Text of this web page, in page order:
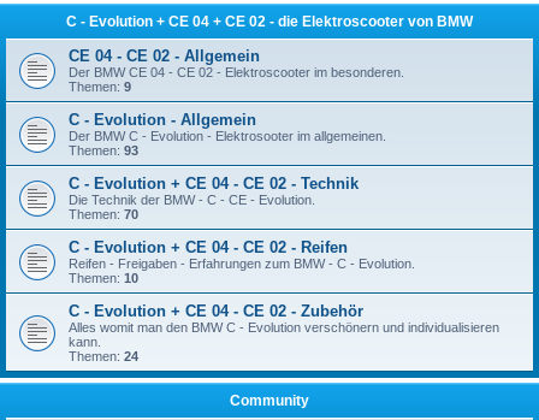
C - Evolution + CE 04 + CE 02 - die Elektroscooter von BMW
CE 04 - CE 02 - Allgemein
Der BMW CE 04 - CE 02 - Elektroscooter im besonderen.
Themen: 9
C - Evolution - Allgemein
Der BMW C - Evolution - Elektrosooter im allgemeinen.
Themen: 93
C - Evolution + CE 04 - CE 02 - Technik
Die Technik der BMW - C - CE - Evolution.
Themen: 70
C - Evolution + CE 04 - CE 02 - Reifen
Reifen - Freigaben - Erfahrungen zum BMW - C - Evolution.
Themen: 10
C - Evolution + CE 04 - CE 02 - Zubehör
Alles womit man den BMW C - Evolution verschönern und individualisieren
kann.
Themen: 24
Community